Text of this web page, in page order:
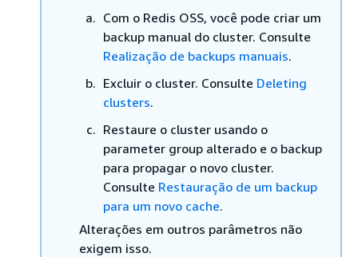
Com o Redis OSS, você pode criar um
backup manual do cluster. Consulte
Realização de backups manuais.
Excluir o cluster. Consulte Deleting
clusters.
Restaure o cluster usando o
parameter group alterado e o backup
para propagar o novo cluster.
Consulte Restauração de um backup
para um novo cache.
Alterações em outros parâmetros não
exigem isso.